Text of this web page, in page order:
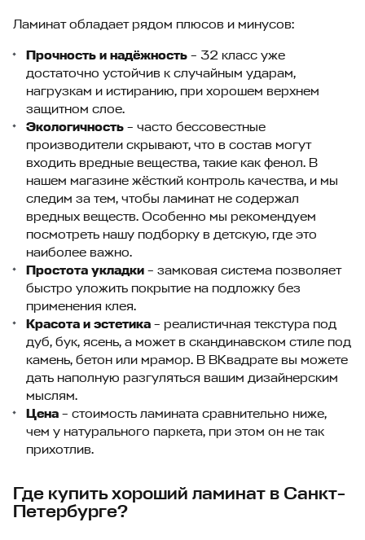
Ламинат обладает рядом плюсов и минусов:
Прочность и надёжность – 32 класс уже
достаточно устойчив к случайным ударам,
нагрузкам и истиранию, при хорошем верхнем
защитном слое.
Экологичность – часто бессовестные
производители скрывают, что в состав могут
входить вредные вещества, такие как фенол. В
нашем магазине жёсткий контроль качества, и мы
следим за тем, чтобы ламинат не содержал
вредных веществ. Особенно мы рекомендуем
посмотреть нашу подборку в детскую, где это
наиболее важно.
Простота укладки – замковая система позволяет
быстро уложить покрытие на подложку без
применения клея.
Красота и эстетика – реалистичная текстура под
дуб, бук, ясень, а может в скандинавском стиле под
камень, бетон или мрамор. В ВКвадрате вы можете
дать наполную разгуляться вашим дизайнерским
мыслям.
Цена – стоимость ламината сравнительно ниже,
чем у натурального паркета, при этом он не так
прихотлив.
Где купить хороший ламинат в Санкт-
Петербурге?